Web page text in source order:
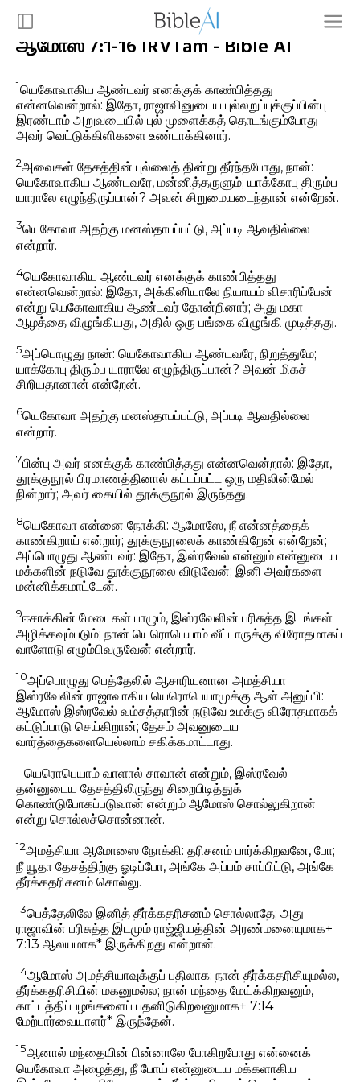
ஆமோஸ் 7:1-16 IRVTam - Bible AI
1யெகோவாகிய ஆண்டவர் எனக்குக் காண்பித்தது
என்னவென்றால்: இதோ, ராஜாவினுடைய புல்லறுப்புக்குப்பின்பு
இரண்டாம் அறுவடையில் புல் முளைக்கத் தொடங்கும்போது
அவர் வெட்டுக்கிளிகளை உண்டாக்கினார்.
2அவைகள் தேசத்தின் புல்லைத் தின்று தீர்ந்தபோது, நான்:
யெகோவாகிய ஆண்டவரே, மன்னித்தருளும்; யாக்கோபு திரும்ப
யாராலே எழுந்திருப்பான்? அவன் சிறுமையடைந்தான் என்றேன்.
3யெகோவா அதற்கு மனஸ்தாபப்பட்டு, அப்படி ஆவதில்லை
என்றார்.
4யெகோவாகிய ஆண்டவர் எனக்குக் காண்பித்தது
என்னவென்றால்: இதோ, அக்கினியாலே நியாயம் விசாரிப்பேன்
என்று யெகோவாகிய ஆண்டவர் தோன்றினார்; அது மகா
ஆழத்தை விழுங்கியது, அதில் ஒரு பங்கை விழுங்கி முடித்தது.
5அப்பொழுது நான்: யெகோவாகிய ஆண்டவரே, நிறுத்துமே;
யாக்கோபு திரும்ப யாராலே எழுந்திருப்பான்? அவன் மிகச்
சிறியதானான் என்றேன்.
6யெகோவா அதற்கு மனஸ்தாபப்பட்டு, அப்படி ஆவதில்லை
என்றார்.
7பின்பு அவர் எனக்குக் காண்பித்தது என்னவென்றால்: இதோ,
தூக்குநூல் பிரமாணத்தினால் கட்டப்பட்ட ஒரு மதிலின்மேல்
நின்றார்; அவர் கையில் தூக்குநூல் இருந்தது.
8யெகோவா என்னை நோக்கி: ஆமோஸே, நீ என்னத்தைக்
காண்கிறாய் என்றார்; தூக்குநூலைக் காண்கிறேன் என்றேன்;
அப்பொழுது ஆண்டவர்: இதோ, இஸ்ரவேல் என்னும் என்னுடைய
மக்களின் நடுவே தூக்குநூலை விடுவேன்; இனி அவர்களை
மன்னிக்கமாட்டேன்.
9ஈசாக்கின் மேடைகள் பாழும், இஸ்ரவேலின் பரிசுத்த இடங்கள்
அழிக்கவும்படும்; நான் யெரொபெயாம் வீட்டாருக்கு விரோதமாகப்
வாளோடு எழும்பிவருவேன் என்றார்.
10அப்பொழுது பெத்தேலில் ஆசாரியனான அமத்சியா
இஸ்ரவேலின் ராஜாவாகிய யெரொபெயாமுக்கு ஆள் அனுப்பி:
ஆமோஸ் இஸ்ரவேல் வம்சத்தாரின் நடுவே உமக்கு விரோதமாகக்
கட்டுப்பாடு செய்கிறான்; தேசம் அவனுடைய
வார்த்தைகளையெல்லாம் சகிக்கமாட்டாது.
11யெரொபெயாம் வாளால் சாவான் என்றும், இஸ்ரவேல்
தன்னுடைய தேசத்திலிருந்து சிறைபிடித்துக்
கொண்டுபோகப்படுவான் என்றும் ஆமோஸ் சொல்லுகிறான்
என்று சொல்லச்சொன்னான்.
12அமத்சியா ஆமோஸை நோக்கி: தரிசனம் பார்க்கிறவனே, போ;
நீ யூதா தேசத்திற்கு ஓடிப்போ, அங்கே அப்பம் சாப்பிட்டு, அங்கே
தீர்க்கதரிசனம் சொல்லு.
13பெத்தேலிலே இனித் தீர்க்கதரிசனம் சொல்லாதே; அது
ராஜாவின் பரிசுத்த இடமும் ராஜ்ஜியத்தின் அரண்மனையுமாக+
7:13 ஆலயமாக* இருக்கிறது என்றான்.
14ஆமோஸ் அமத்சியாவுக்குப் பதிலாக: நான் தீர்க்கதரிசியுமல்ல,
தீர்க்கதரிசியின் மகனுமல்ல; நான் மந்தை மேய்க்கிறவனும்,
காட்டத்திப்பழங்களைப் பதனிடுகிறவனுமாக+ 7:14
மேற்பார்வையாளர்* இருந்தேன்.
15ஆனால் மந்தையின் பின்னாலே போகிறபோது என்னைக்
யெகோவா அழைத்து, நீ போய் என்னுடைய மக்களாகிய